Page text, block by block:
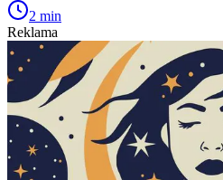
2 min
Reklama